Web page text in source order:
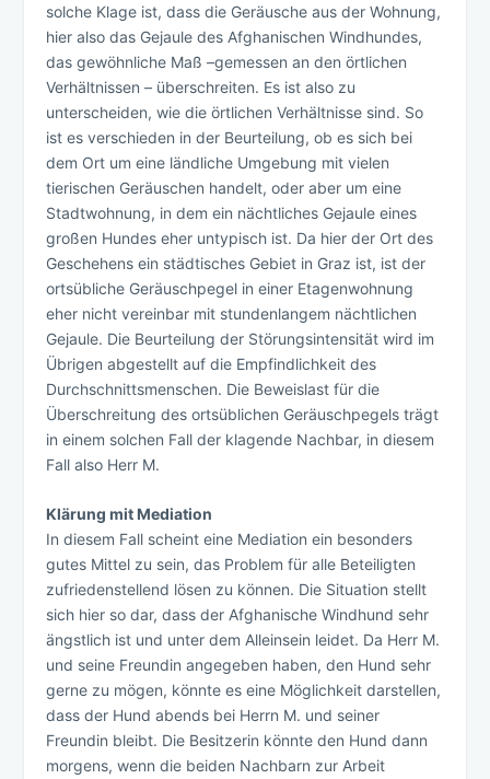
solche Klage ist, dass die Geräusche aus der Wohnung,
hier also das Gejaule des Afghanischen Windhundes,
das gewöhnliche Maß –gemessen an den örtlichen
Verhältnissen – überschreiten. Es ist also zu
unterscheiden, wie die örtlichen Verhältnisse sind. So
ist es verschieden in der Beurteilung, ob es sich bei
dem Ort um eine ländliche Umgebung mit vielen
tierischen Geräuschen handelt, oder aber um eine
Stadtwohnung, in dem ein nächtliches Gejaule eines
großen Hundes eher untypisch ist. Da hier der Ort des
Geschehens ein städtisches Gebiet in Graz ist, ist der
ortsübliche Geräuschpegel in einer Etagenwohnung
eher nicht vereinbar mit stundenlangem nächtlichen
Gejaule. Die Beurteilung der Störungsintensität wird im
Übrigen abgestellt auf die Empfindlichkeit des
Durchschnittsmenschen. Die Beweislast für die
Überschreitung des ortsüblichen Geräuschpegels trägt
in einem solchen Fall der klagende Nachbar, in diesem
Fall also Herr M.
Klärung mit Mediation
In diesem Fall scheint eine Mediation ein besonders
gutes Mittel zu sein, das Problem für alle Beteiligten
zufriedenstellend lösen zu können. Die Situation stellt
sich hier so dar, dass der Afghanische Windhund sehr
ängstlich ist und unter dem Alleinsein leidet. Da Herr M.
und seine Freundin angegeben haben, den Hund sehr
gerne zu mögen, könnte es eine Möglichkeit darstellen,
dass der Hund abends bei Herrn M. und seiner
Freundin bleibt. Die Besitzerin könnte den Hund dann
morgens, wenn die beiden Nachbarn zur Arbeit